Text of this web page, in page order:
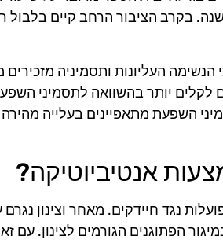
בקרב הציבור הרחב קיים בלבול
העליונות ותסמיניה מזכירים
לקלים יותר בהשוואה לתסמיני
השפעת מתאפיינים בעלייה
אנטיביוטיקה?
נגד חיידקים. מאחר וצינון נגרם
הפתוגנים הגורמים לצינון. עם